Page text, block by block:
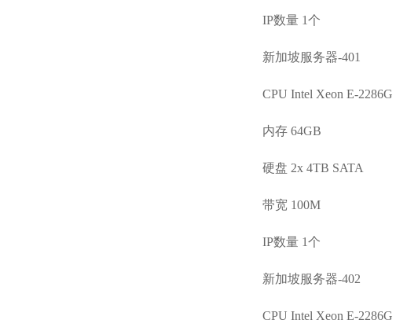
IP数量 1个
新加坡服务器-401
CPU Intel Xeon E-2286G
内存 64GB
硬盘 2x 4TB SATA
带宽 100M
IP数量 1个
新加坡服务器-402
CPU Intel Xeon E-2286G